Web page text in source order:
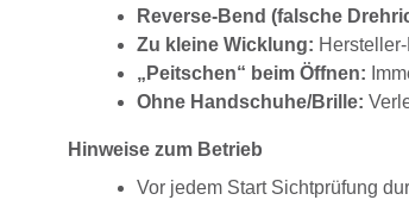
Reverse-Bend (falsche
Zu kleine Wicklung:
„Peitschen“ beim Öffnen:
Ohne Handschuhe/Brille:
Hinweise zum Betrieb
Vor jedem Start Sichtprüfung